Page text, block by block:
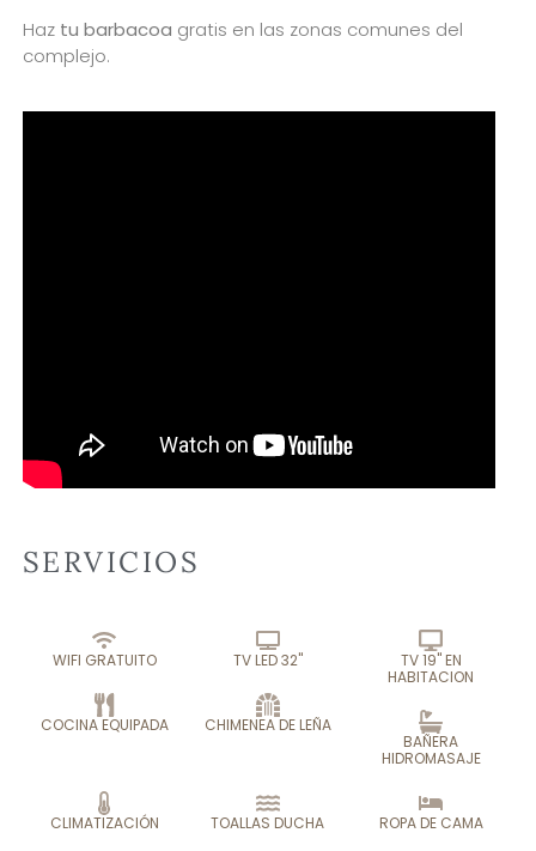
Haz tu barbacoa gratis en las zonas comunes del
complejo.
SERVICIOS
WIFI GRATUITO
COCINA EQUIPADA
TV LED 32"
CHIMENEA DE LEÑA
TV 19" EN
HABITACION
BAÑERA
HIDROMASAJE
CLIMATIZACIÓN TOALLAS DUCHA ROPA DE CAMA